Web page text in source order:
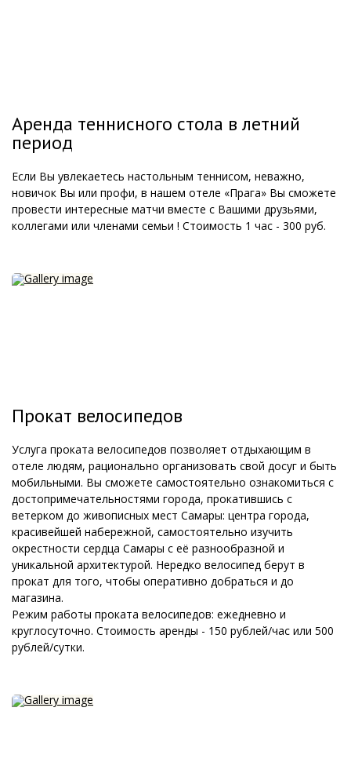
Аренда теннисного стола в летний
период
Если Вы увлекаетесь настольным теннисом, неважно,
новичок Вы или профи, в нашем отеле «Прага» Вы сможете
провести интересные матчи вместе с Вашими друзьями,
коллегами или членами семьи ! Стоимость 1 час - 300 руб.
Прокат велосипедов
Услуга проката велосипедов позволяет отдыхающим в
отеле людям, рационально организовать свой досуг и быть
мобильными. Вы сможете самостоятельно ознакомиться с
достопримечательностями города, прокатившись с
ветерком до живописных мест Самары: центра города,
красивейшей набережной, самостоятельно изучить
окрестности сердца Самары с её разнообразной и
уникальной архитектурой. Нередко велосипед берут в
прокат для того, чтобы оперативно добраться и до
магазина.
Режим работы проката велосипедов: ежедневно и
круглосуточно. Стоимость аренды - 150 рублей/час или 500
рублей/сутки.